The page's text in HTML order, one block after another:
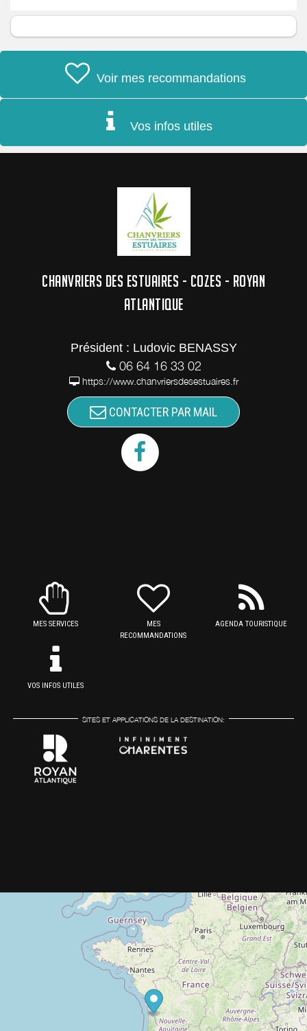
Voir mes recommandations
Vos infos utiles
CHANVRIERS DES ESTUAIRES - COZES - ROYAN
ATLANTIQUE
Président : Ludovic BENASSY
06 64 16 33 02
https://www.chanvriersdesestuaires.fr
CONTACTER PAR MAIL
MES SERVICES
MES
RECOMMANDATIONS
AGENDA TOURISTIQUE
VOS INFOS UTILES
SITES ET APPLICATIONS DE LA DESTINATION: